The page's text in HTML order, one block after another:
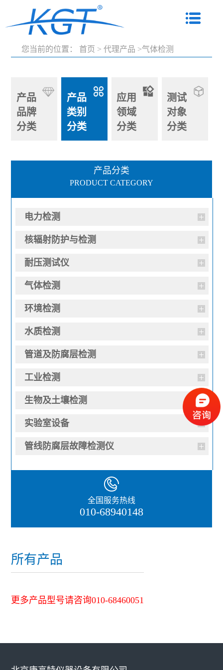
您当前的位置： 首页 > 代理产品 >气体检测
产品
品牌
分类
产品
类别
分类
应用
领域
分类
测试
对象
分类
产品分类
PRODUCT CATEGORY
电力检测
核辐射防护与检测
耐压测试仪
气体检测
环境检测
水质检测
管道及防腐层检测
工业检测
生物及土壤检测
实验室设备
管线防腐层故障检测仪
全国服务热线
010-68940148
所有产品
更多产品型号请咨询010-68460051